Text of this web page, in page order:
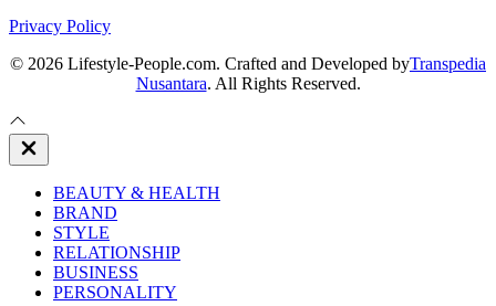
Privacy Policy
© 2026 Lifestyle-People.com. Crafted and Developed byTranspedia
Nusantara. All Rights Reserved.
Close
Off
BEAUTY & HEALTH
BRAND
STYLE
RELATIONSHIP
BUSINESS
PERSONALITY